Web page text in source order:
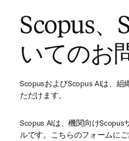
Scopus、
いてのお
ScopusおよびScopus AIは、
ただけます。
Scopus AIは、機関向け
ルです。こちらのフォームに